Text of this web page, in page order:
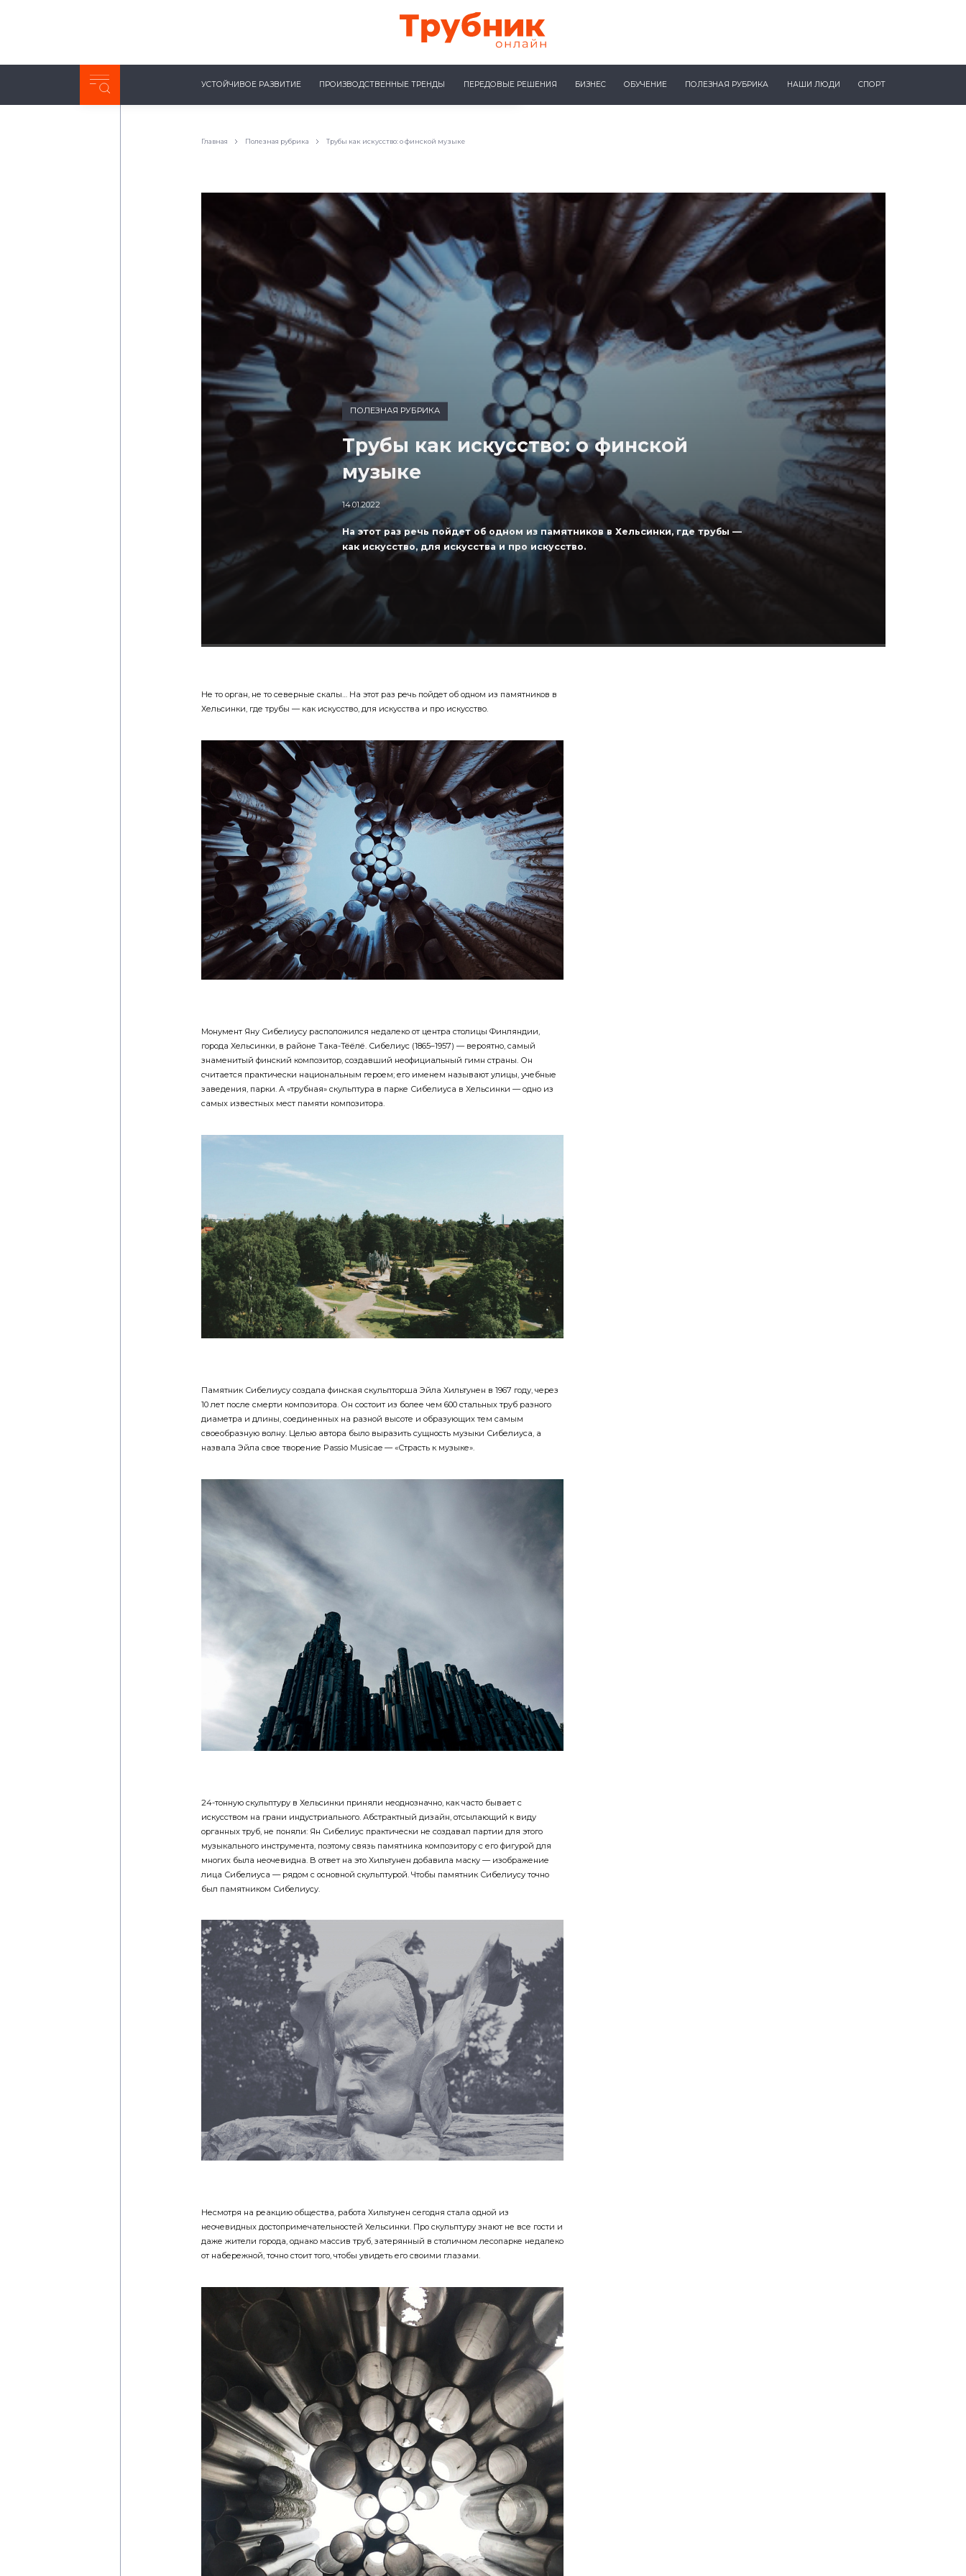
Неделя с ТМК. Выпуск №27 (225)
УСТОЙЧИВОЕ РАЗВИТИЕ ПРОИЗВОДСТВЕННЫЕ ТРЕНДЫ ПЕРЕДОВЫЕ РЕШЕНИЯ БИЗНЕС ОБУЧЕНИЕ ПОЛЕЗНАЯ РУБРИКА НАШИ ЛЮДИ СПОРТ
Главная Полезная рубрика Трубы как искусство: о финской музыке
ПОЛЕЗНАЯ РУБРИКА
Трубы как искусство: о финской
музыке
14.01.2022
На этот раз речь пойдет об одном из памятников в Хельсинки, где трубы —
как искусство, для искусства и про искусство.
Хельсинки, где трубы — как искусство, для искусства и про искусство.
города Хельсинки, в районе Така-Тёёлё. Сибелиус (1865–1957) — вероятно, самый
знаменитый финский композитор, создавший неофициальный гимн страны. Он
считается практически национальным героем; его именем называют улицы, учебные
заведения, парки. А «трубная» скульптура в парке Сибелиуса в Хельсинки — одно из
самых известных мест памяти композитора.
10 лет после смерти композитора. Он состоит из более чем 600 стальных труб разного
диаметра и длины, соединенных на разной высоте и образующих тем самым
своеобразную волну. Целью автора было выразить сущность музыки Сибелиуса, а
назвала Эйла свое творение Passio Musicae — «Страсть к музыке».
искусством на грани индустриального. Абстрактный дизайн, отсылающий к виду
органных труб, не поняли: Ян Сибелиус практически не создавал партии для этого
музыкального инструмента, поэтому связь памятника композитору с его фигурой для
многих была неочевидна. В ответ на это Хильтунен добавила маску — изображение
лица Сибелиуса — рядом с основной скульптурой. Чтобы памятник Сибелиусу точно
был памятником Сибелиусу.
неочевидных достопримечательностей Хельсинки. Про скульптуру знают не все гости и
даже жители города, однако массив труб, затерянный в столичном лесопарке недалеко
от набережной, точно стоит того, чтобы увидеть его своими глазами.